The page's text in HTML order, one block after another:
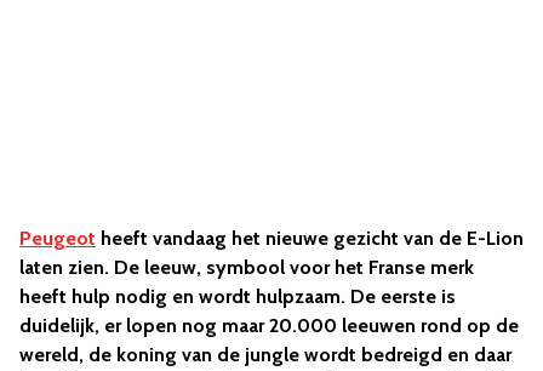
Peugeot heeft vandaag het nieuwe gezicht van de E-Lion
laten zien. De leeuw, symbool voor het Franse merk
heeft hulp nodig en wordt hulpzaam. De eerste is
duidelijk, er lopen nog maar 20.000 leeuwen rond op de
wereld, de koning van de jungle wordt bedreigd en daar